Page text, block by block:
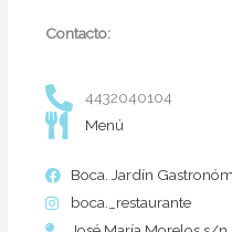
Contacto:
4432040104
Menú
Boca. Jardín
boca._restaurante